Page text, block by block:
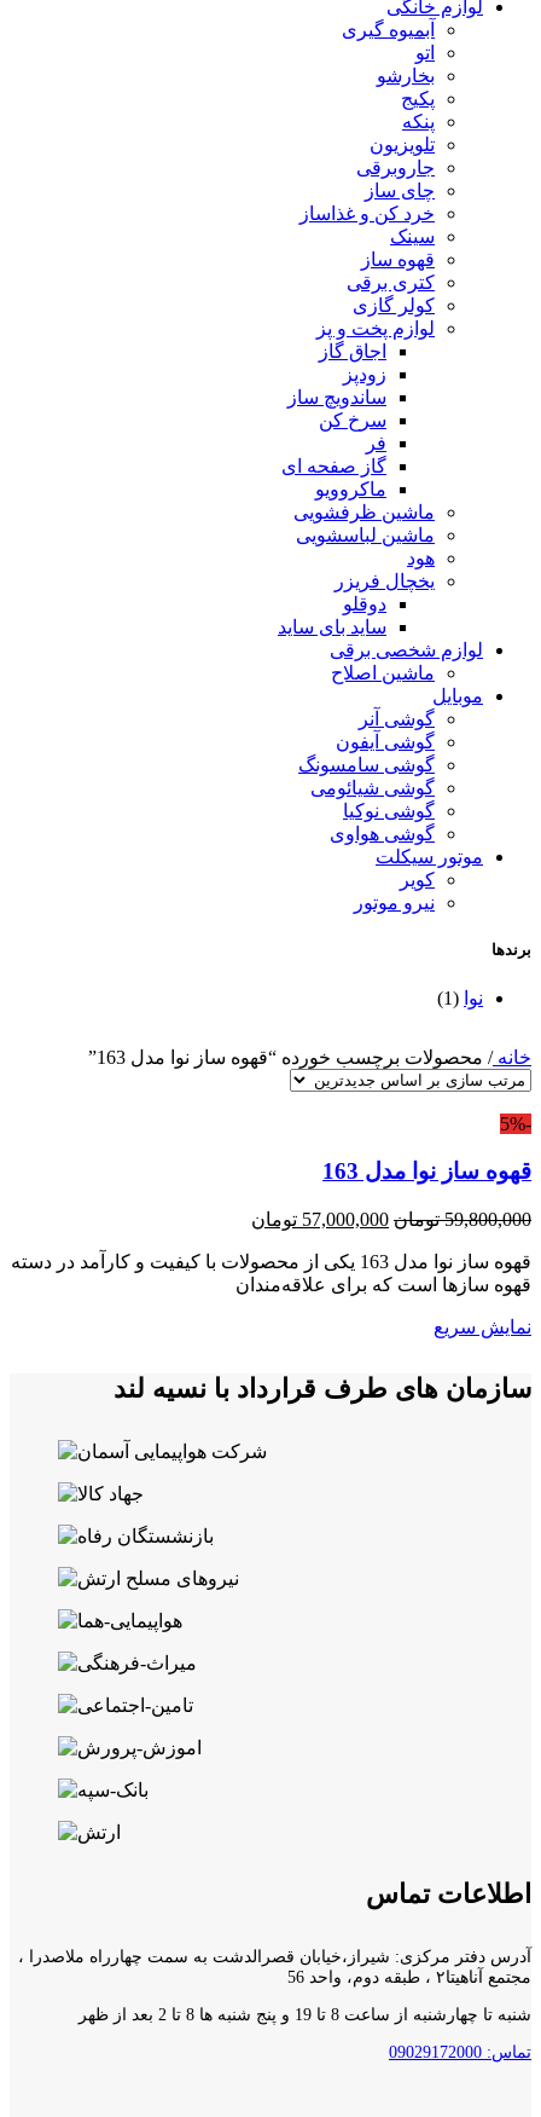
لوازم خانگی
آبمیوه گیری
اتو
بخارشو
پکیج
پنکه
تلویزیون
جاروبرقی
چای ساز
خرد کن و غذاساز
سینک
قهوه ساز
کتری برقی
کولر گازی
لوازم پخت و پز
اجاق گاز
زودپز
ساندویچ ساز
سرخ کن
فر
گاز صفحه ای
ماکروویو
ماشین ظرفشویی
ماشین لباسشویی
هود
یخچال فریزر
دوقلو
ساید بای ساید
لوازم شخصی برقی
ماشین اصلاح
موبایل
گوشی آنر
گوشی آیفون
گوشی سامسونگ
گوشی شیائومی
گوشی نوکیا
گوشی هواوی
موتور سیکلت
کویر
نیرو موتور
برندها
نوا (1)
خانه/ محصولات برچسب خورده “قهوه ساز نوا مدل 163”
-5%
قهوه ساز نوا مدل 163
59,800,000 تومان قیمت
59,800,000 تومان
بود.
57,000,000 تومان
57,000,000 تومان.
قهوه ساز نوا مدل 163 یکی از محصولات با کیفیت و کارآمد در دسته
قهوه سازها است که برای علاقه‌مندان
نمایش سریع
سازمان های طرف قرارداد با نسیه لند
اطلاعات تماس
آدرس دفتر مرکزی: شیراز،خیابان قصرالدشت به سمت چهارراه ملاصدرا ،
مجتمع آناهیتا۲ ، طبقه دوم، واحد 56
شنبه تا چهارشنبه از ساعت 8 تا 19 و پنج شنبه ها 8 تا 2 بعد از ظهر
تماس: 09029172000